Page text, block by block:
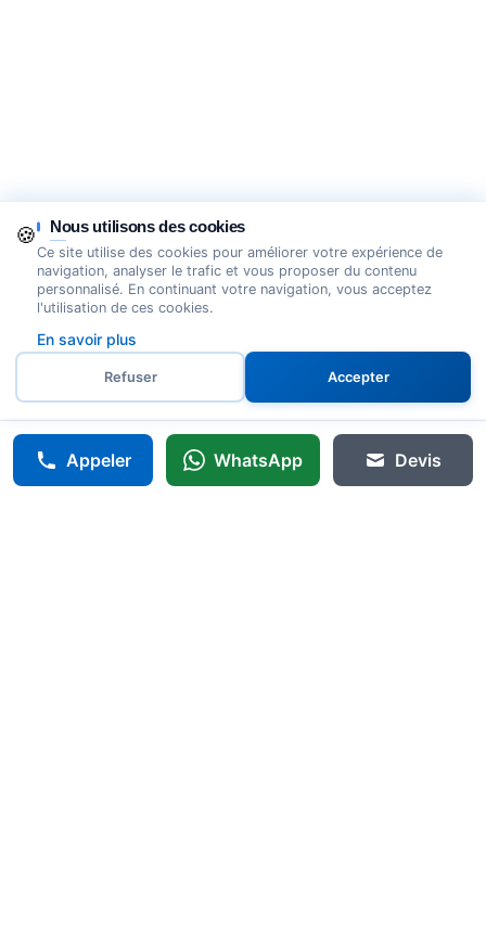
Appeler WhatsApp Devis
🍪 Nous utilisons des cookies
Ce site utilise des cookies pour améliorer votre expérience de
navigation, analyser le trafic et vous proposer du contenu
personnalisé. En continuant votre navigation, vous acceptez
l'utilisation de ces cookies.
En savoir plus
Refuser Accepter